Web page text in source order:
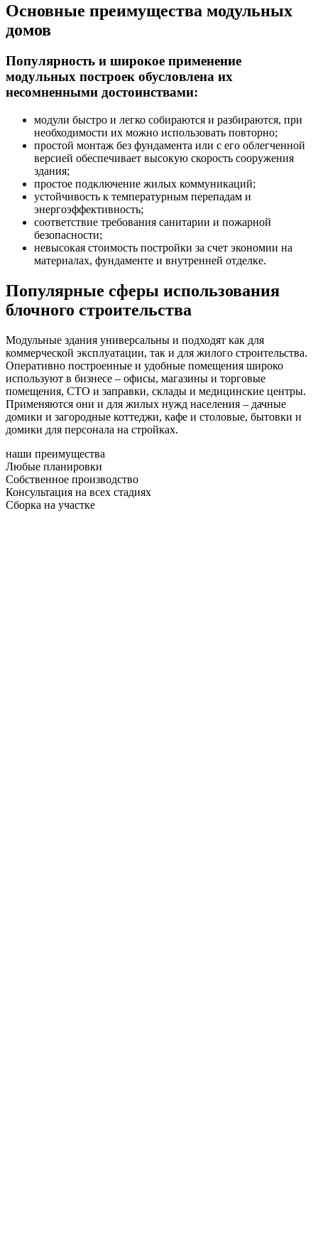
Основные преимущества модульных
домов
Популярность и широкое применение
модульных построек обусловлена их
несомненными достоинствами:
модули быстро и легко собираются и разбираются, при
необходимости их можно использовать повторно;
простой монтаж без фундамента или с его облегченной
версией обеспечивает высокую скорость сооружения
здания;
простое подключение жилых коммуникаций;
устойчивость к температурным перепадам и
энергоэффективность;
соответствие требования санитарии и пожарной
безопасности;
невысокая стоимость постройки за счет экономии на
материалах, фундаменте и внутренней отделке.
Популярные сферы использования
блочного строительства
Модульные здания универсальны и подходят как для
коммерческой эксплуатации, так и для жилого строительства.
Оперативно построенные и удобные помещения широко
используют в бизнесе – офисы, магазины и торговые
помещения, СТО и заправки, склады и медицинские центры.
Применяются они и для жилых нужд населения – дачные
домики и загородные коттеджи, кафе и столовые, бытовки и
домики для персонала на стройках.
наши преимущества
Любые планировки
Собственное производство
Консультация на всех стадиях
Сборка на участке